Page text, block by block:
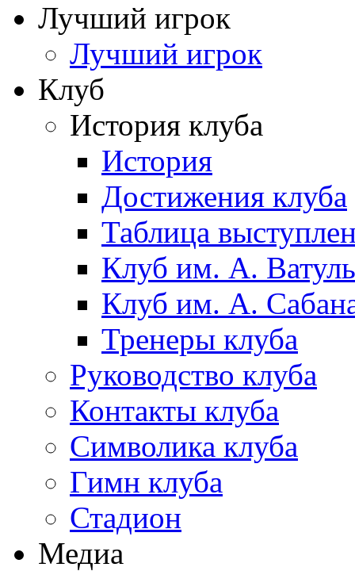
Лучший игрок
Лучший игрок
Клуб
История клуба
История
Достижения клуба
Таблица
Клуб им. А.
Клуб им. А.
Тренеры клуба
Руководство клуба
Контакты клуба
Символика клуба
Гимн клуба
Стадион
Медиа